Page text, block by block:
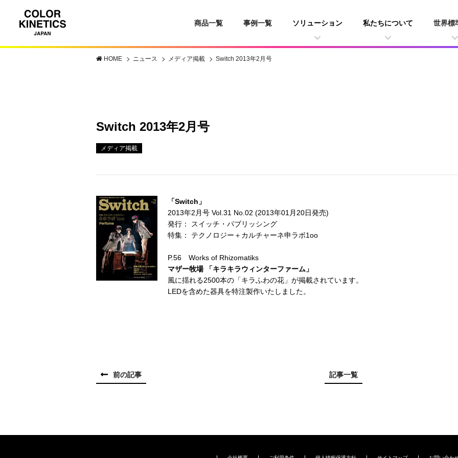
商品一覧 事例一覧 ソリューション 私たちについて 世界標
HOME ニュース メディア掲載 Switch 2013年2月号
Switch 2013年2月号
メディア掲載
「Switch」
2013年2月号 Vol.31 No.02 (2013年01月20日発売)
発行： スイッチ・パブリッシング
特集： テクノロジー＋カルチャーネ申ラボ1oo
P.56 Works of Rhizomatiks
マザー牧場 「キラキラウィンターファーム」
風に揺れる2500本の「キラふわの花」が掲載されています。
LEDを含めた器具を特注製作いたしました。
前の記事 記事一覧